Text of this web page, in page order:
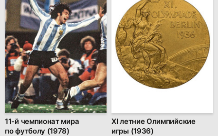
11-й чемпионат мира
по футболу (1978)
XI летние Олимпийские
игры (1936)